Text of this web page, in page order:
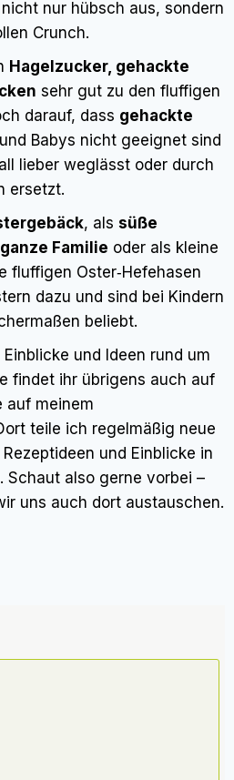
nur hübsch aus, sondern
Crunch.
Hagelzucker, gehackte
sehr gut zu den fluffigen
darauf, dass gehackte
Babys nicht geeignet sind
lieber weglässt oder durch
ersetzt.
, als süße
Familie oder als kleine
fluffigen Oster‑Hefehasen
dazu und sind bei Kindern
beliebt.
und Ideen rund um
findet ihr übrigens auch auf
auf meinem
teile ich regelmäßig neue
und Einblicke in
Schaut also gerne vorbei –
uns auch dort austauschen.